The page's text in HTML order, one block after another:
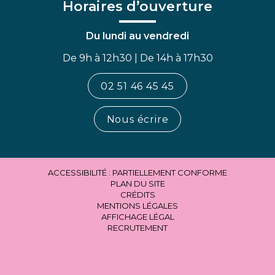
Horaires d’ouverture
Du lundi au vendredi
De 9h à 12h30 | De 14h à 17h30
02 51 46 45 45
Nous écrire
ACCESSIBILITÉ : PARTIELLEMENT CONFORME
PLAN DU SITE
CRÉDITS
MENTIONS LÉGALES
AFFICHAGE LÉGAL
RECRUTEMENT